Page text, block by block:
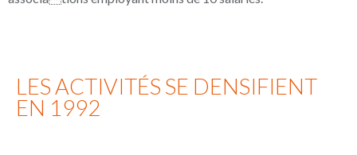
LES ACTIVITÉS SE DENSIFIENT
EN 1992